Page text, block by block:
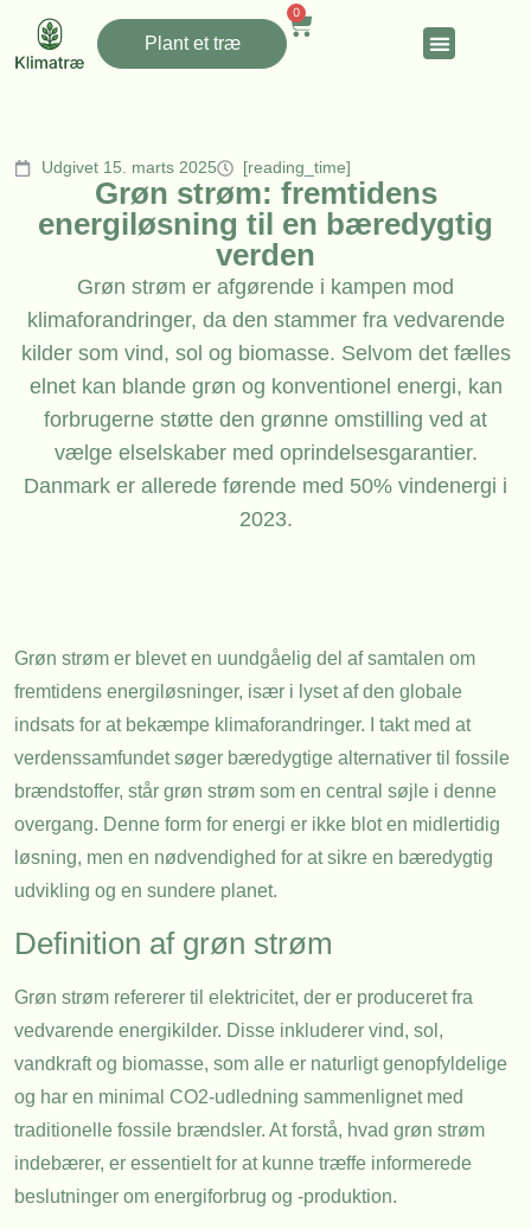
Plant et træ
0
Udgivet 15. marts 2025 [reading_time]
Grøn strøm: fremtidens
energiløsning til en bæredygtig
verden
Grøn strøm er afgørende i kampen mod
klimaforandringer, da den stammer fra vedvarende
kilder som vind, sol og biomasse. Selvom det fælles
elnet kan blande grøn og konventionel energi, kan
forbrugerne støtte den grønne omstilling ved at
vælge elselskaber med oprindelsesgarantier.
Danmark er allerede førende med 50% vindenergi i
2023.
Grøn strøm er blevet en uundgåelig del af samtalen om
fremtidens energiløsninger, især i lyset af den globale
indsats for at bekæmpe klimaforandringer. I takt med at
verdenssamfundet søger bæredygtige alternativer til fossile
brændstoffer, står grøn strøm som en central søjle i denne
overgang. Denne form for energi er ikke blot en midlertidig
løsning, men en nødvendighed for at sikre en bæredygtig
udvikling og en sundere planet.
Definition af grøn strøm
Grøn strøm refererer til elektricitet, der er produceret fra
vedvarende energikilder. Disse inkluderer vind, sol,
vandkraft og biomasse, som alle er naturligt genopfyldelige
og har en minimal CO2-udledning sammenlignet med
traditionelle fossile brændsler. At forstå, hvad grøn strøm
indebærer, er essentielt for at kunne træffe informerede
beslutninger om energiforbrug og -produktion.